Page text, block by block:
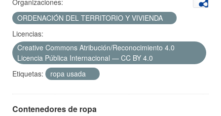
Organizaciones:
ORDENACIÓN DEL TERRITORIO Y VIVIENDA
Licencias:
Creative Commons Atribución/Reconocimiento 4.0
Licencia Pública Internacional — CC BY 4.0
Etiquetas:
ropa usada
Contenedores de ropa